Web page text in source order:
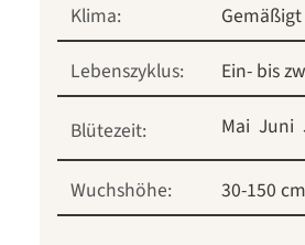
Klima:
Gemäßigt
Lebenszyklus:
Ein- bis
Blütezeit: Mai Juni
Wuchshöhe: 30-150 cm